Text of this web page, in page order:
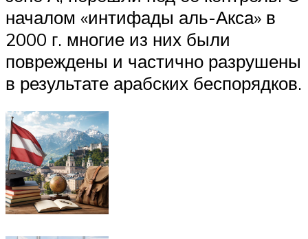
началом «интифады аль-Акса» в
2000 г. многие из них были
повреждены и частично разрушены
в результате арабских беспорядков.